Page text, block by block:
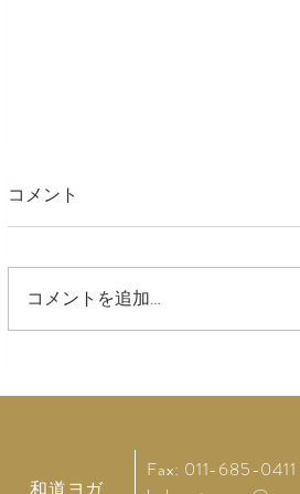
LINE スタンプ
コメント
コメントを追加…
和道ヨガ
Fax: 011-685-0411